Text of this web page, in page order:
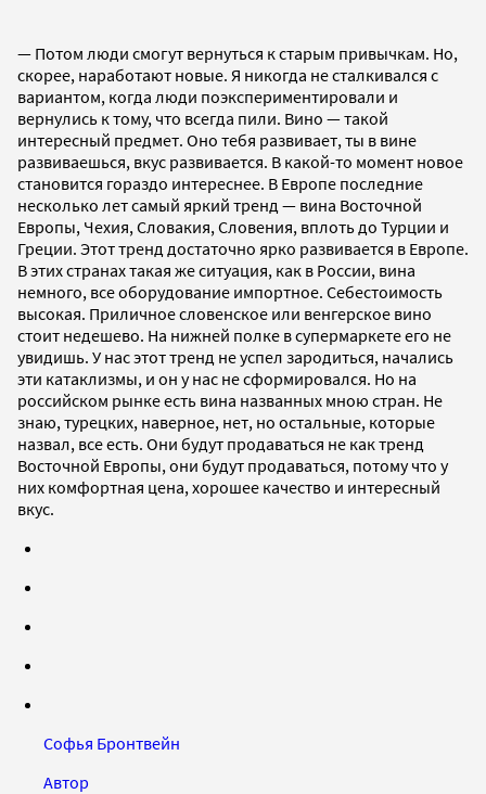
— Потом люди смогут вернуться к старым привычкам. Но,
скорее, наработают новые. Я никогда не сталкивался с
вариантом, когда люди поэкспериментировали и
вернулись к тому, что всегда пили. Вино — такой
интересный предмет. Оно тебя развивает, ты в вине
развиваешься, вкус развивается. В какой-то момент новое
становится гораздо интереснее. В Европе последние
несколько лет самый яркий тренд — вина Восточной
Европы, Чехия, Словакия, Словения, вплоть до Турции и
Греции. Этот тренд достаточно ярко развивается в Европе.
В этих странах такая же ситуация, как в России, вина
немного, все оборудование импортное. Себестоимость
высокая. Приличное словенское или венгерское вино
стоит недешево. На нижней полке в супермаркете его не
увидишь. У нас этот тренд не успел зародиться, начались
эти катаклизмы, и он у нас не сформировался. Но на
российском рынке есть вина названных мною стран. Не
знаю, турецких, наверное, нет, но остальные, которые
назвал, все есть. Они будут продаваться не как тренд
Восточной Европы, они будут продаваться, потому что у
них комфортная цена, хорошее качество и интересный
вкус.
Софья Бронтвейн
Автор